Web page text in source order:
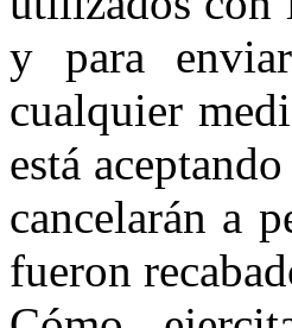
y para
cualquier
está
cancelarán a
fueron